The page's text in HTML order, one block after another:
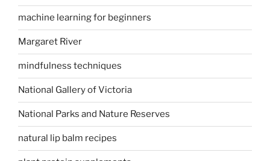
machine learning for beginners
Margaret River
mindfulness techniques
National Gallery of Victoria
National Parks and Nature Reserves
natural lip balm recipes